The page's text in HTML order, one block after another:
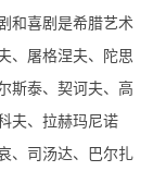
和喜剧是希腊艺术
、屠格涅夫、陀思
斯泰、契诃夫、高
夫、拉赫玛尼诺
、司汤达、巴尔扎